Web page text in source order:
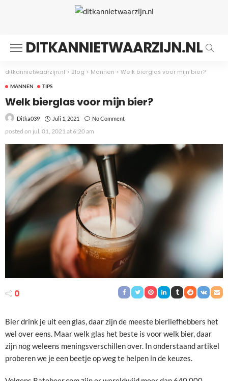
DITKANNIETWAARZIJN.NL
ditkannietwaarzijn.nl > Blog > Mannen > Welk bierglas voor mijn bier?
MANNEN TIPS
Welk bierglas voor mijn bier?
Ditka039 Juli 1, 2021 No Comment
posted on jul. 01, 2021 at 6:20 am
0
Bier drink je uit een glas, daar zijn de meeste bierliefhebbers het
wel over eens. Maar welk glas het beste is voor welk bier, daar
zijn nog weleens meningsverschillen over. In onderstaand artikel
proberen we je een beetje op weg te helpen in de keuzes.